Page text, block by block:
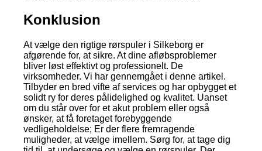
Konklusion
At vælge den rigtige rørspuler i Silkeborg er
afgørende for, at sikre. At dine afløbsproblemer
bliver løst effektivt og professionelt. De
virksomheder. Vi har gennemgået i denne artikel.
Tilbyder en bred vifte af services og har opbygget et
solidt ry for deres pålidelighed og kvalitet. Uanset
om du står over for et akut problem eller også
ønsker, at få foretaget forebyggende
vedligeholdelse; Er der flere fremragende
muligheder, at vælge imellem. Sørg for, at tage dig